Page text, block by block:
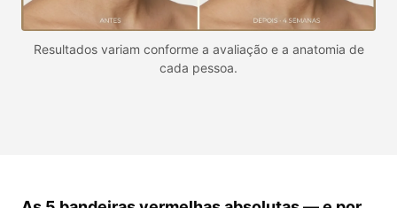
Resultados variam conforme a avaliação e a anatomia de
cada pessoa.